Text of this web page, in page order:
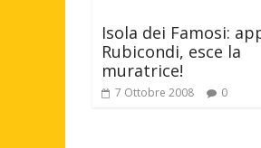
Isola dei Famosi:
Rubicondi, esce la
muratrice!
7 Ottobre 2008 0